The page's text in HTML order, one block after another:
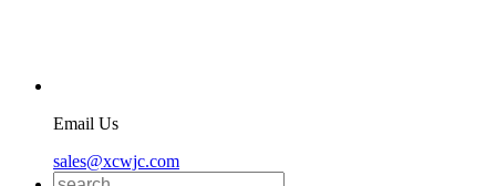
Email Us
sales@xcwjc.com